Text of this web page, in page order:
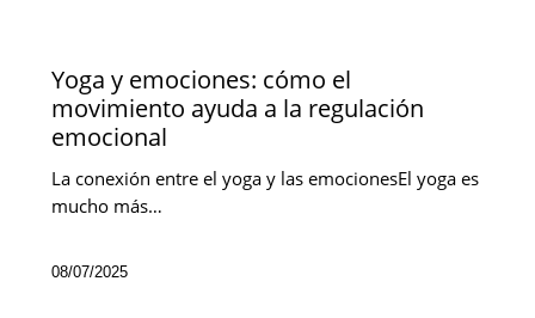
Yoga y emociones: cómo el
movimiento ayuda a la regulación
emocional
La conexión entre el yoga y las emocionesEl yoga es
mucho más…
08/07/2025